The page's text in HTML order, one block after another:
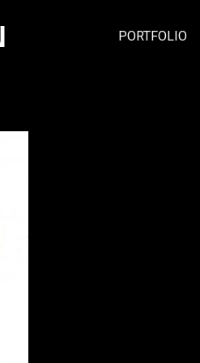
PORTFOLIO